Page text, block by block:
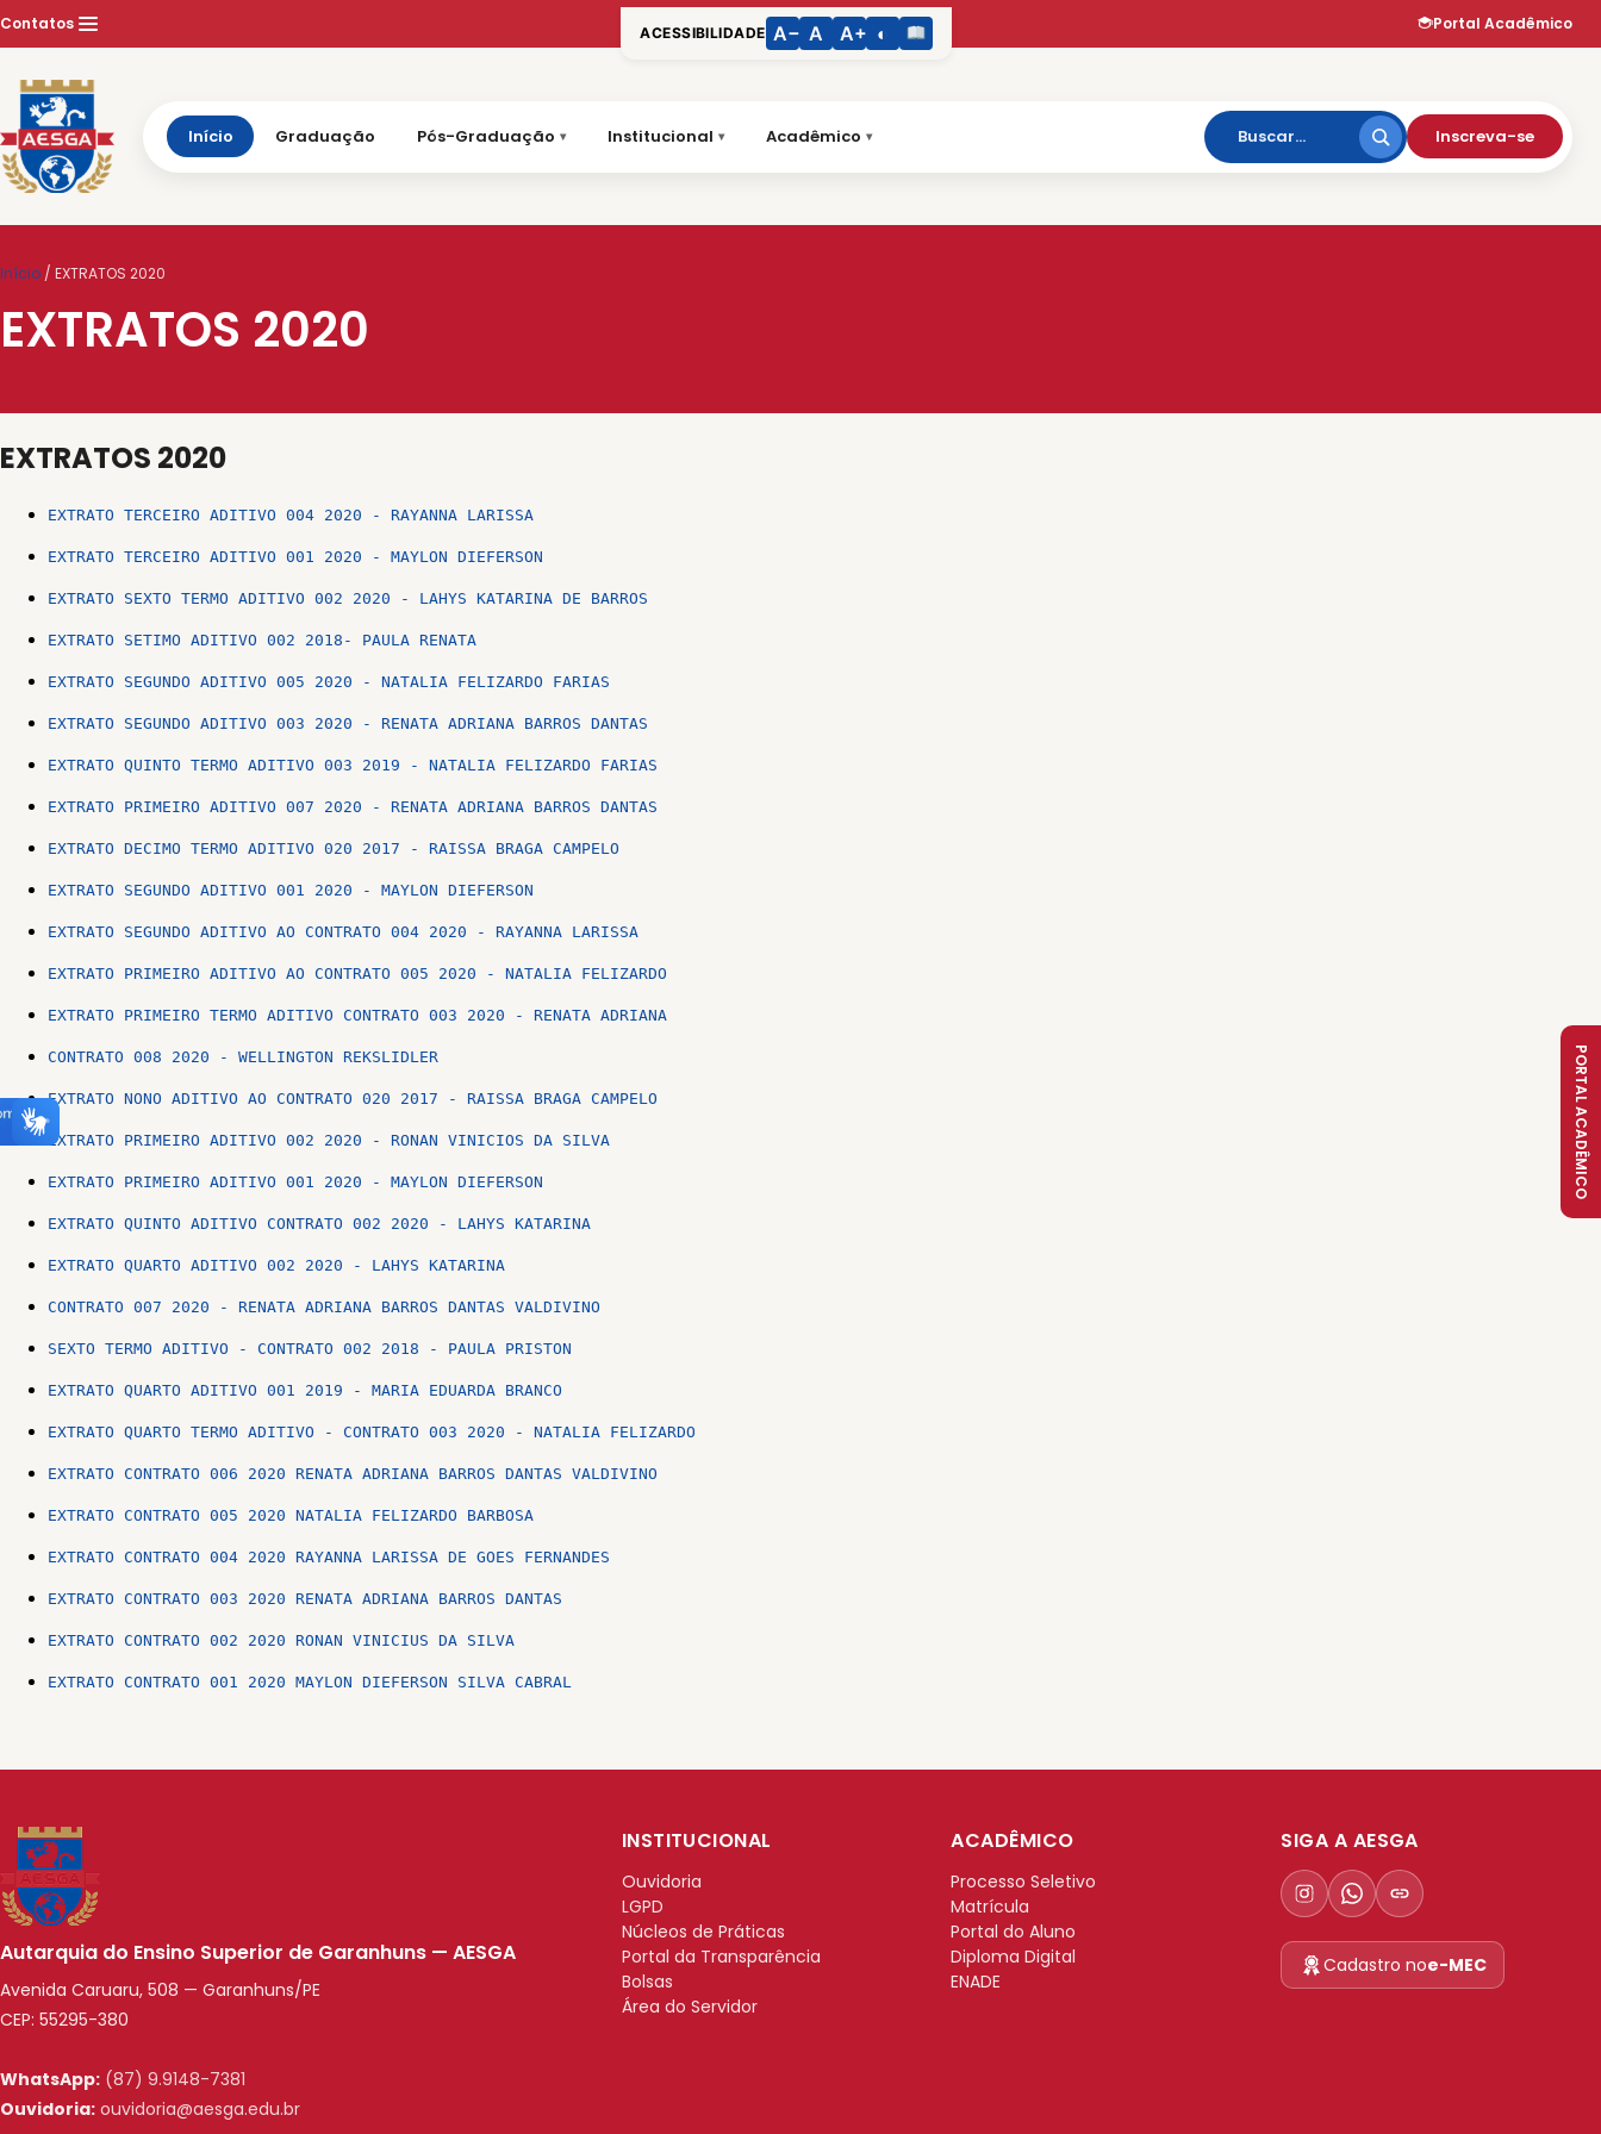
Pular
para
Contatos ACESSIBILIDADE A− A A+ ◐ Portal Acadêmico
Início Graduação Pós-Graduação Institucional Acadêmico Inscreva-se
PORTAL ACADÊMICO
Início / EXTRATOS 2020
EXTRATOS 2020
EXTRATOS 2020
EXTRATO TERCEIRO ADITIVO 004 2020 - RAYANNA LARISSA
EXTRATO TERCEIRO ADITIVO 001 2020 - MAYLON DIEFERSON
EXTRATO SEXTO TERMO ADITIVO 002 2020 - LAHYS KATARINA DE BARROS
EXTRATO SETIMO ADITIVO 002 2018- PAULA RENATA
EXTRATO SEGUNDO ADITIVO 005 2020 - NATALIA FELIZARDO FARIAS
EXTRATO SEGUNDO ADITIVO 003 2020 - RENATA ADRIANA BARROS DANTAS
EXTRATO QUINTO TERMO ADITIVO 003 2019 - NATALIA FELIZARDO FARIAS
EXTRATO PRIMEIRO ADITIVO 007 2020 - RENATA ADRIANA BARROS DANTAS
EXTRATO DECIMO TERMO ADITIVO 020 2017 - RAISSA BRAGA CAMPELO
EXTRATO SEGUNDO ADITIVO 001 2020 - MAYLON DIEFERSON
EXTRATO SEGUNDO ADITIVO AO CONTRATO 004 2020 - RAYANNA LARISSA
EXTRATO PRIMEIRO ADITIVO AO CONTRATO 005 2020 - NATALIA FELIZARDO
EXTRATO PRIMEIRO TERMO ADITIVO CONTRATO 003 2020 - RENATA ADRIANA
CONTRATO 008 2020 - WELLINGTON REKSLIDLER
EXTRATO NONO ADITIVO AO CONTRATO 020 2017 - RAISSA BRAGA CAMPELO
EXTRATO PRIMEIRO ADITIVO 002 2020 - RONAN VINICIOS DA SILVA
EXTRATO PRIMEIRO ADITIVO 001 2020 - MAYLON DIEFERSON
EXTRATO QUINTO ADITIVO CONTRATO 002 2020 - LAHYS KATARINA
EXTRATO QUARTO ADITIVO 002 2020 - LAHYS KATARINA
CONTRATO 007 2020 - RENATA ADRIANA BARROS DANTAS VALDIVINO
SEXTO TERMO ADITIVO - CONTRATO 002 2018 - PAULA PRISTON
EXTRATO QUARTO ADITIVO 001 2019 - MARIA EDUARDA BRANCO
EXTRATO QUARTO TERMO ADITIVO - CONTRATO 003 2020 - NATALIA FELIZARDO
EXTRATO CONTRATO 006 2020 RENATA ADRIANA BARROS DANTAS VALDIVINO
EXTRATO CONTRATO 005 2020 NATALIA FELIZARDO BARBOSA
EXTRATO CONTRATO 004 2020 RAYANNA LARISSA DE GOES FERNANDES
EXTRATO CONTRATO 003 2020 RENATA ADRIANA BARROS DANTAS
EXTRATO CONTRATO 002 2020 RONAN VINICIUS DA SILVA
EXTRATO CONTRATO 001 2020 MAYLON DIEFERSON SILVA CABRAL
Autarquia do Ensino Superior de Garanhuns — AESGA
Avenida Caruaru, 508 — Garanhuns/PE
CEP: 55295-380
WhatsApp: (87) 9.9148-7381
Ouvidoria: ouvidoria@aesga.edu.br
INSTITUCIONAL
Ouvidoria
LGPD
Núcleos de Práticas
Portal da Transparência
Bolsas
Área do Servidor
ACADÊMICO
Processo Seletivo
Matrícula
Portal do Aluno
Diploma Digital
ENADE
SIGA A AESGA
Cadastro noe-MEC